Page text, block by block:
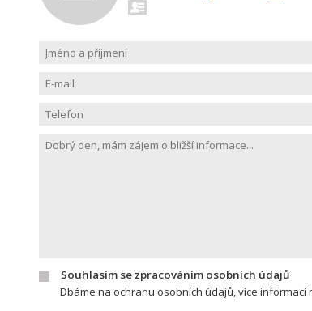
Souhlasím se zpracováním osobních údajů
Dbáme na ochranu osobních údajů, více informací